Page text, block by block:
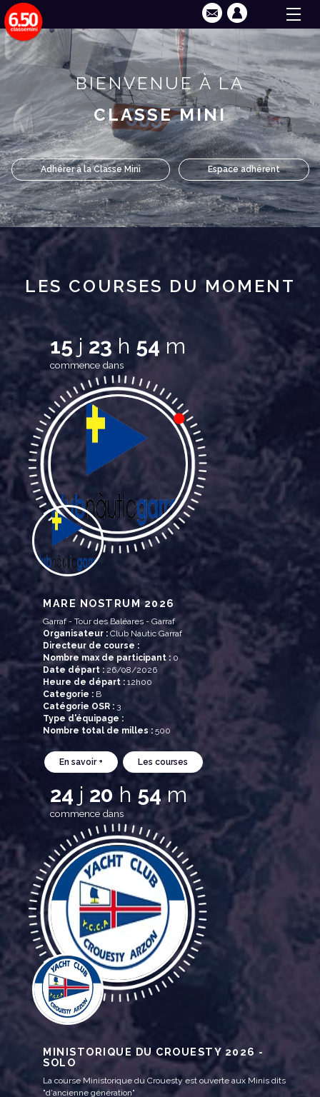
BIENVENUE À LA
CLASSE MINI
Adhérer à la Classe Mini Espace adhérent
LES COURSES DU MOMENT
15j 23 h 54m
commence dans
MARE NOSTRUM 2026
Garraf - Tour des Baléares - Garraf
Organisateur : Club Nautic Garraf
Directeur de course :
Nombre max de participant : 0
Date départ : 26/08/2026
Heure de départ : 12h00
Categorie : B
Catégorie OSR : 3
Type d'équipage :
Nombre total de milles : 500
En savoir + Les courses
24 j 20 h 54m
commence dans
MINISTORIQUE DU CROUESTY 2026 -
SOLO
La course Ministorique du Crouesty est ouverte aux Minis dits
"d'ancienne génération"